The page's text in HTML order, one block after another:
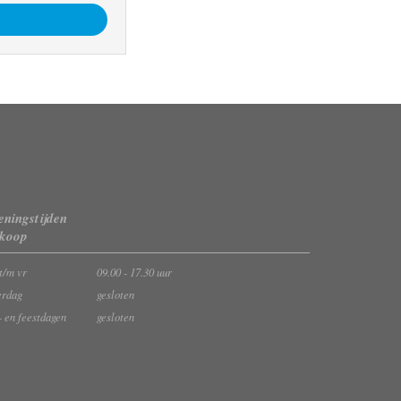
m vr
09.00 - 17.30 uur
gesloten
en feestdagen
gesloten